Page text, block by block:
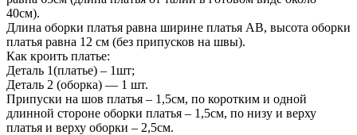
40см).
Длина оборки платья равна ширине платья АВ, высота оборки
платья равна 12 см (без припусков на швы).
Как кроить платье:
Деталь 1(платье) – 1шт;
Деталь 2 (оборка) — 1 шт.
Припуски на шов платья – 1,5см, по коротким и одной
длинной стороне оборки платья – 1,5см, по низу и верху
платья и верху оборки – 2,5см.